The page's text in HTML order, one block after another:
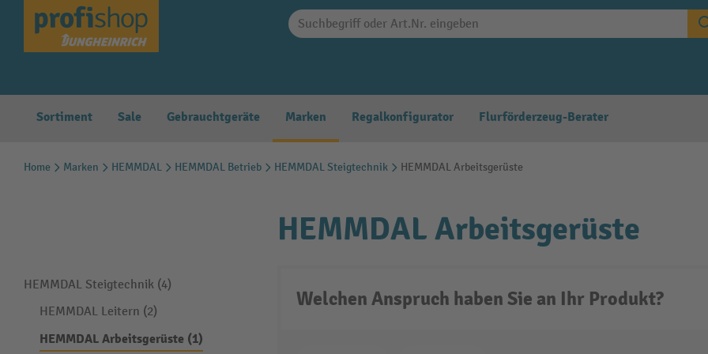
Zur Hauptnavigation springen
Sortiment Sale Gebrauchtgeräte Marken Regalkonfigurator Flurförderzeug-Berater
Home Marken HEMMDAL HEMMDAL Betrieb HEMMDAL Steigtechnik HEMMDAL Arbeitsgerüste
HEMMDAL Steigtechnik (4)
HEMMDAL Leitern (2)
HEMMDAL Arbeitsgerüste (1)
HEMMDAL Arbeitsgerüste
Welchen Anspruch haben Sie an Ihr Produkt?